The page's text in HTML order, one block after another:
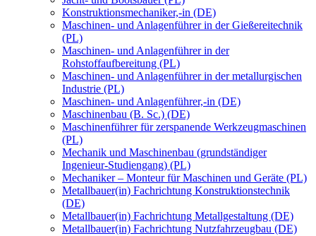
Konstruktionsmechaniker,-in (DE)
Maschinen- und Anlagenführer in der Gießereitechnik
(PL)
Maschinen- und Anlagenführer in der
Rohstoffaufbereitung (PL)
Maschinen- und Anlagenführer in der metallurgischen
Industrie (PL)
Maschinen- und Anlagenführer,-in (DE)
Maschinenbau (B. Sc.) (DE)
Maschinenführer für zerspanende Werkzeugmaschinen
(PL)
Mechanik und Maschinenbau (grundständiger
Ingenieur-Studiengang) (PL)
Mechaniker – Monteur für Maschinen und Geräte (PL)
Metallbauer(in) Fachrichtung Konstruktionstechnik
(DE)
Metallbauer(in) Fachrichtung Metallgestaltung (DE)
Metallbauer(in) Fachrichtung Nutzfahrzeugbau (DE)